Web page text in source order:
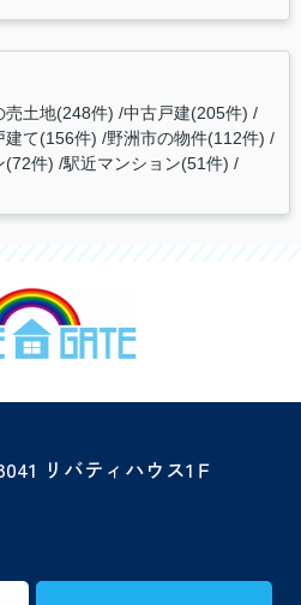
売土地(248件) 中古戸建(205件)
建て(156件) 野洲市の物件(112件)
(72件) 駅近マンション(51件)
リバティハウス1Ｆ